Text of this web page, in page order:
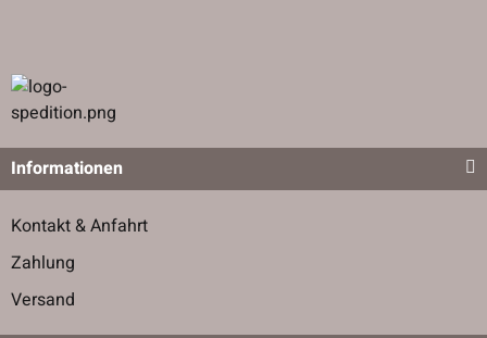
Informationen
Kontakt & Anfahrt
Zahlung
Versand